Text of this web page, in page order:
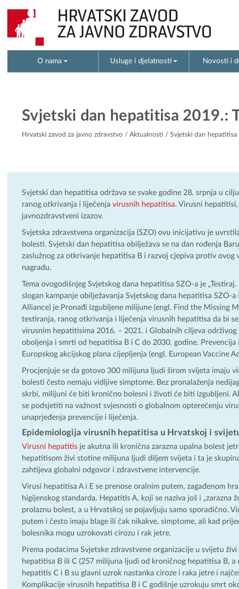
O nama Usluge i djelatnosti Novosti i
Svjetski dan hepatitisa 2019.:
Hrvatski zavod za javno zdravstvo / Aktualnosti / Svjetski dan hepatitisa
Svjetski dan hepatitisa održava se svake godine 28. srpnja u
ranog otkrivanja i liječenja virusnih hepatitisa. Virusni
javnozdravstveni izazov.
Svjetska zdravstvena organizacija (SZO) ovu inicijativu je
bolesti. Svjetski dan hepatitisa obilježava se na dan rođenja
zaslužnog za otkrivanje hepatitisa B i razvoj cjepiva protiv
nagradu.
Tema ovogodišnjeg Svjetskog dana hepatitisa SZO-a je
slogan kampanje obilježavanja Svjetskog dana hepatitisa SZO-
Alliance) je Pronađi izgubljene milijune (engl. Find the Missing
testiranja, ranog otkrivanja i liječenja virusnih hepatitisa da bi
virusnim hepatitisima 2016. – 2021. i Globalnih ciljeva
oboljenja i smrti od hepatitisa B i C do 2030. godine.
Europskog akcijskog plana cijepljenja (engl. European Vaccine
Procjenjuje se da gotovo 300 milijuna ljudi širom svijeta imaju
bolesti često nemaju vidljive simptome. Bez pronalaženja
skrbi, milijuni će biti kronično bolesni i životi će biti izgubljeni.
se podsjetiti na važnost svjesnosti o globalnom opterećenju
unaprjeđenja prevencije i liječenja.
Epidemiologija virusnih hepatitisa u Hrvatskoj i
Virusni hepatitis je akutna ili kronična zarazna upalna bolest
hepatitisom živi stotine milijuna ljudi diljem svijeta i ta je
zahtijeva globalni odgovor i zdravstvene intervencije.
Virusi hepatitisa A i E se prenose oralnim putem, zagađenom
higijenskog standarda. Hepatitis A, koji se naziva još i „zarazna
prolaznu bolest, a u Hrvatskoj se pojavljuju samo sporadično.
putem i često imaju blage ili čak nikakve, simptome, ali kad
bolesnika mogu uzrokovati cirozu i rak jetre.
Prema podacima Svjetske zdravstvene organizacije u svijetu
hepatitisa B ili C (257 milijuna ljudi od kroničnog hepatitisa B,
hepatitis C i B su glavni uzrok nastanka ciroze i raka jetre i
Komplikacije virusnih hepatitisa B i C godišnje uzrokuju smrt